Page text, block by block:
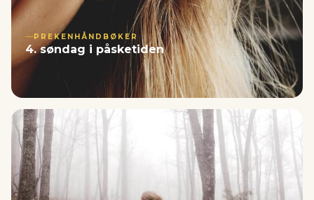
PREKENHÅNDBØKER
4. søndag i påsketiden